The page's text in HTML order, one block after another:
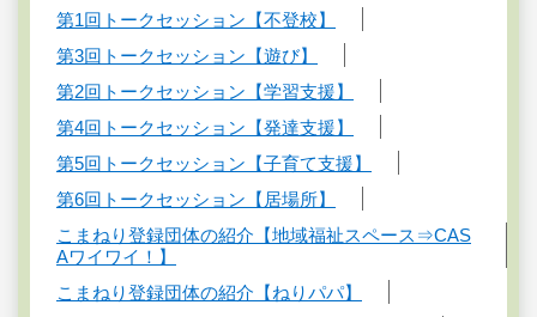
第1回トークセッション【不登校】
第3回トークセッション【遊び】
第2回トークセッション【学習支援】
第4回トークセッション【発達支援】
第5回トークセッション【子育て支援】
第6回トークセッション【居場所】
こまねり登録団体の紹介【地域福祉スペース⇒CAS
Aワイワイ！】
こまねり登録団体の紹介【ねりパパ】